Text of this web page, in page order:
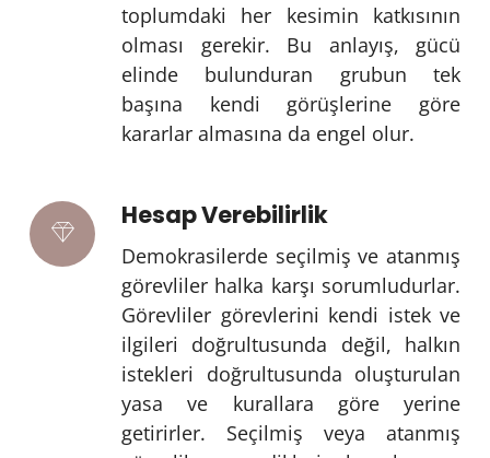
toplumdaki her kesimin katkısının
olması gerekir. Bu anlayış, gücü
elinde bulunduran grubun tek
başına kendi görüşlerine göre
kararlar almasına da engel olur.
Hesap Verebilirlik
Demokrasilerde seçilmiş ve atanmış
görevliler halka karşı sorumludurlar.
Görevliler görevlerini kendi istek ve
ilgileri doğrultusunda değil, halkın
istekleri doğrultusunda oluşturulan
yasa ve kurallara göre yerine
getirirler. Seçilmiş veya atanmış